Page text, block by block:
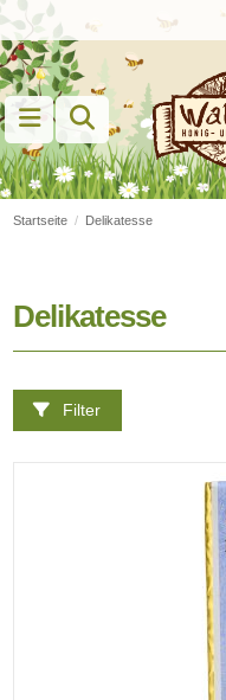
Startseite Delikatesse
Delikatesse
Filter